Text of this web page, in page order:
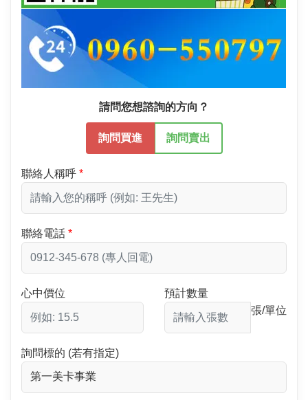
請問您想諮詢的方向？
詢問買進 詢問賣出
聯絡人稱呼
聯絡電話
心中價位
預計數量
張/單位
詢問標的 (若有指定)